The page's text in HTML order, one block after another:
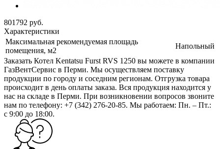
801792 руб.
Характеристики
Максимальная рекомендуемая площадь
помещения, м2
Напольный
Заказать Котел Kentatsu Furst RVS 1250 вы можете в компании
ГазВентСервис в Перми. Мы осуществляем поставку
продукции по городу и соседним регионам. Отгрузка товара
происходит в день оплаты заказа. Вся продукция находится у
нас на складе в Перми. При возникновении вопросов звоните
нам по телефону: +7 (342) 276-20-85. Мы работаем: Пн. – Пт.:
с 9:00 до 18:00.